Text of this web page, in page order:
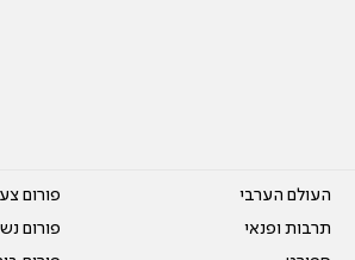
העולם הערבי
תרבות ופנאי
פורום
פורום